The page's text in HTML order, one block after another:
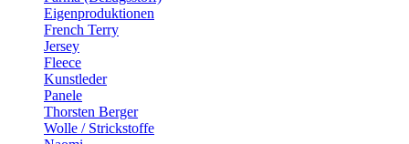
Eigenproduktionen
French Terry
Jersey
Fleece
Kunstleder
Panele
Thorsten Berger
Wolle / Strickstoffe